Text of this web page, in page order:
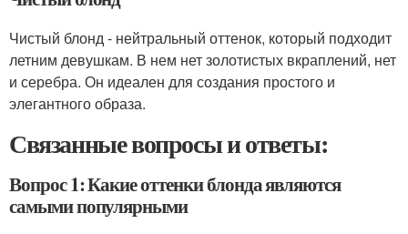
Чистый блонд - нейтральный оттенок, который подходит
летним девушкам. В нем нет золотистых вкраплений, нет
и серебра. Он идеален для создания простого и
элегантного образа.
Связанные вопросы и ответы:
Вопрос 1: Какие оттенки блонда являются
самыми популярными